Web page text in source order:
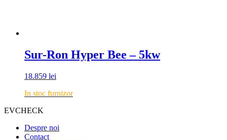
Sur-Ron Hyper Bee – 5kw
18.859 lei
In stoc furnizor
EVCHECK
Despre noi
Contact